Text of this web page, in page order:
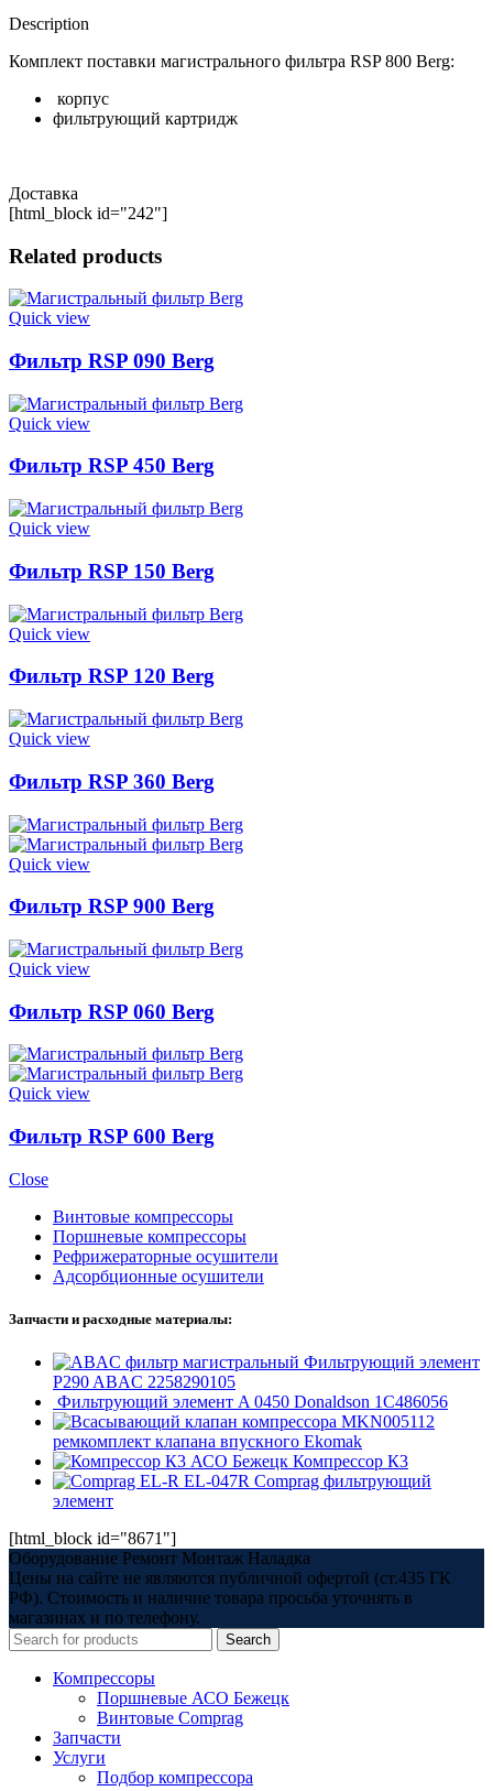
Description
Комплект поставки магистрального фильтра RSP 800 Berg:
корпус
фильтрующий картридж
Доставка
[html_block id="242"]
Related products
Quick view
Фильтр RSP 090 Berg
Quick view
Фильтр RSP 450 Berg
Quick view
Фильтр RSP 150 Berg
Quick view
Фильтр RSP 120 Berg
Quick view
Фильтр RSP 360 Berg
Quick view
Фильтр RSP 900 Berg
Quick view
Фильтр RSP 060 Berg
Quick view
Фильтр RSP 600 Berg
Close
Винтовые компрессоры
Поршневые компрессоры
Рефрижераторные осушители
Адсорбционные осушители
Запчасти и расходные материалы:
Фильтрующий элемент
P290 ABAC 2258290105
Фильтрующий элемент A 0450 Donaldson 1C486056
MKN005112
ремкомплект клапана впускного Ekomak
Компрессор К3
EL-047R Comprag фильтрующий
элемент
[html_block id="8671"]
Оборудование Ремонт Монтаж Наладка
Цены на сайте не являются публичной офертой (ст.435 ГК
РФ). Стоимость и наличие товара просьба уточнять в
магазинах и по телефону.
Search
Компрессоры
Поршневые АСО Бежецк
Винтовые Comprag
Запчасти
Услуги
Подбор компрессора